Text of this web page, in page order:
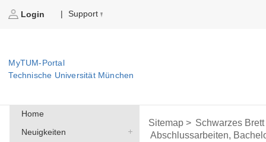
Login | Support
MyTUM-Portal
Technische Universität München
Home
Neuigkeiten
Sitemap > Schwarzes Brett
Abschlussarbeiten,